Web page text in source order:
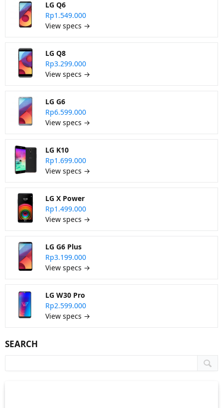
LG Q6
Rp1.549.000
View specs →
LG Q8
Rp3.299.000
View specs →
LG G6
Rp6.599.000
View specs →
LG K10
Rp1.699.000
View specs →
LG X Power
Rp1.499.000
View specs →
LG G6 Plus
Rp3.199.000
View specs →
LG W30 Pro
Rp2.599.000
View specs →
SEARCH